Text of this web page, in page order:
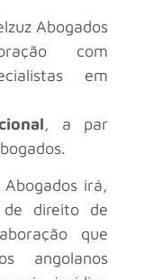
Abogados
com
em
, a par
Abogados irá,
direito de
que
angolanos